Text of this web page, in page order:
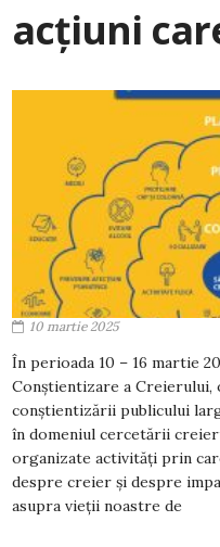
acțiuni
10 martie 2025
În perioada 10 – 16 martie
Conștientizare a Creierului,
conștientizării publicului
în domeniul cercetării
organizate activități prin
despre creier și despre
asupra vieții noastre de